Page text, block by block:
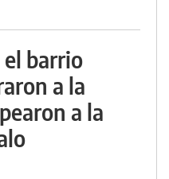
barrio
a la
a la